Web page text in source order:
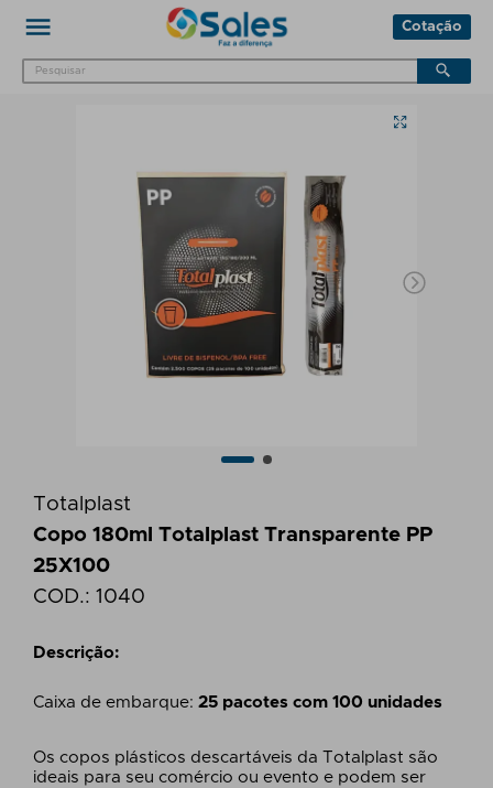
Cotação
Totalplast
Copo 180ml Totalplast Transparente PP
25X100
COD.:1040
Descrição:
Caixa de embarque:25 pacotes com 100 unidades
Os copos plásticos descartáveis da Totalplast são
ideais para seu comércio ou evento e podem ser